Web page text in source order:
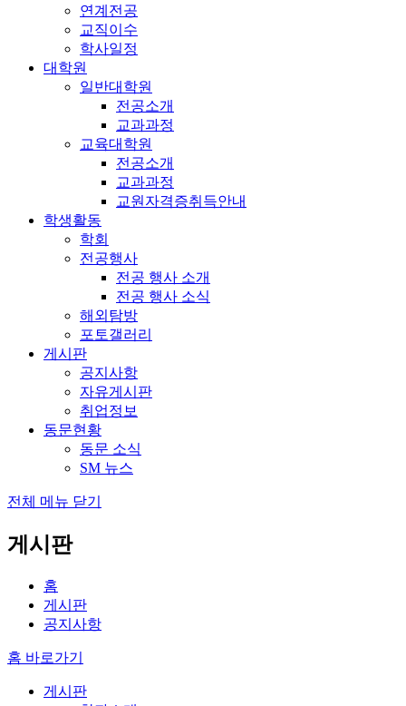
연계전공
교직이수
학사일정
대학원
일반대학원
전공소개
교과과정
교육대학원
전공소개
교과과정
교원자격증취득안내
학생활동
학회
전공행사
전공 행사 소개
전공 행사 소식
해외탐방
포토갤러리
게시판
공지사항
자유게시판
취업정보
동문현황
동문 소식
SM 뉴스
전체 메뉴 닫기
게시판
홈
게시판
공지사항
홈 바로가기
게시판